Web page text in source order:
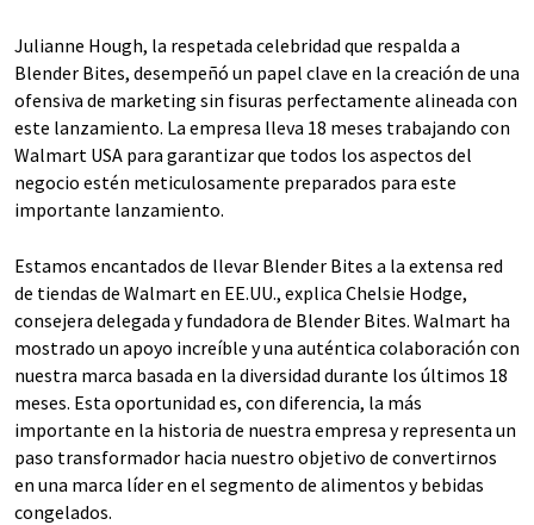
Julianne Hough, la respetada celebridad que respalda a
Blender Bites, desempeñó un papel clave en la creación de una
ofensiva de marketing sin fisuras perfectamente alineada con
este lanzamiento. La empresa lleva 18 meses trabajando con
Walmart USA para garantizar que todos los aspectos del
negocio estén meticulosamente preparados para este
importante lanzamiento.
Estamos encantados de llevar Blender Bites a la extensa red
de tiendas de Walmart en EE.UU., explica Chelsie Hodge,
consejera delegada y fundadora de Blender Bites. Walmart ha
mostrado un apoyo increíble y una auténtica colaboración con
nuestra marca basada en la diversidad durante los últimos 18
meses. Esta oportunidad es, con diferencia, la más
importante en la historia de nuestra empresa y representa un
paso transformador hacia nuestro objetivo de convertirnos
en una marca líder en el segmento de alimentos y bebidas
congelados.